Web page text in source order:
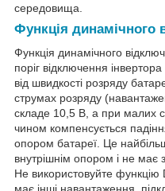
середовища.
Функція динамічного
Функція динамічного
поріг відключення
від швидкості розряду
струмах розряду
складе 10,5 В, а при малих
чином компенсується
опором батареї. Це
внутрішнім опором і не
Не використовуйте функцію